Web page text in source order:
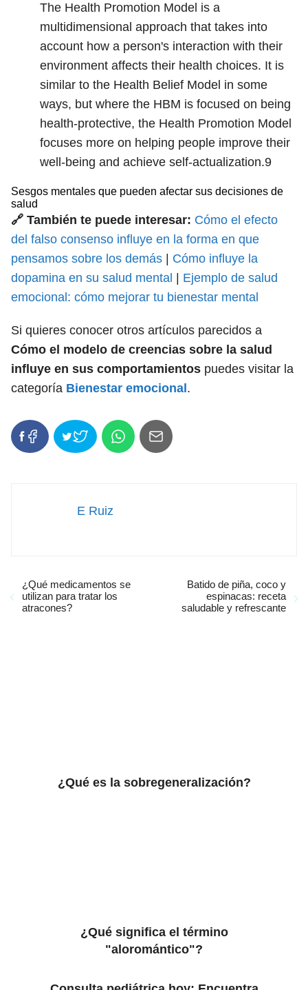
The Health Promotion Model is a
multidimensional approach that takes into
account how a person's interaction with their
environment affects their health choices. It is
similar to the Health Belief Model in some
ways, but where the HBM is focused on being
health-protective, the Health Promotion Model
focuses more on helping people improve their
well-being and achieve self-actualization.9
Sesgos mentales que pueden afectar sus decisiones de
salud
🔗 También te puede interesar: Cómo el efecto
del falso consenso influye en la forma en que
pensamos sobre los demás
Cómo influye la
dopamina en su salud mental
Ejemplo de salud
emocional: cómo mejorar tu bienestar mental
Si quieres conocer otros artículos parecidos a
Cómo el modelo de creencias sobre la salud
influye en sus comportamientos puedes visitar la
categoría Bienestar emocional .
E Ruiz
¿Qué medicamentos se
utilizan para tratar los
atracones?
Batido de piña, coco y
espinacas: receta
saludable y refrescante
¿Qué es la sobregeneralización?
¿Qué significa el término
"aloromántico"?